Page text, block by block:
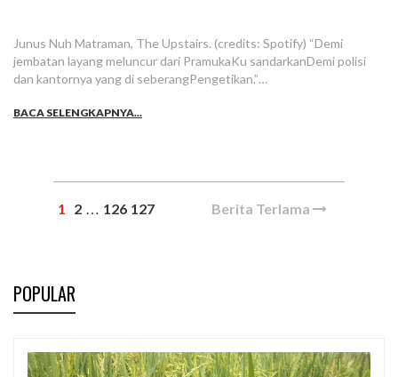
Junus Nuh Matraman, The Upstairs. (credits: Spotify) “Demi
jembatan layang meluncur dari PramukaKu sandarkanDemi polisi
dan kantornya yang di seberangPengetikan.”…
BACA SELENGKAPNYA...
1 2 … 126 127 Berita Terlama
POPULAR